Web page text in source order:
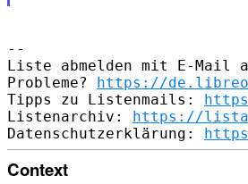
--
Liste abmelden mit E-Mail
Probleme? https://
Tipps zu Listenmails:
Listenarchiv: https://
Datenschutzerklärung:
Context